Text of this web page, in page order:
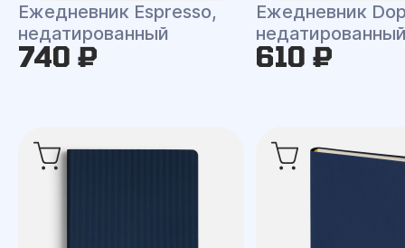
Ежедневник Espresso,
недатированный
740 ₽
Ежедневник
610 ₽